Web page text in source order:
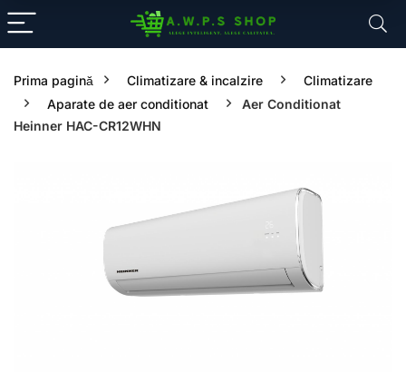
Prima pagină Climatizare & incalzire
Climatizare
Aparate de aer conditionat
Aer Conditionat
Heinner HAC-CR12WHN